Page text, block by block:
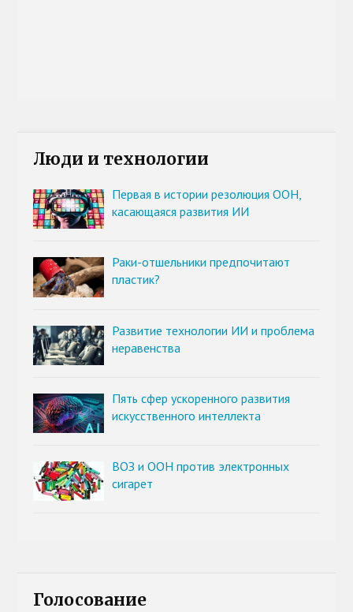
Люди и технологии
Первая в истории резолюция ООН,
касающаяся развития ИИ
Раки-отшельники предпочитают
пластик?
Развитие технологии ИИ и проблема
неравенства
Пять сфер ускоренного развития
искусственного интеллекта
ВОЗ и ООН против электронных
сигарет
Голосование